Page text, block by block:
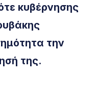
κυβέρνησης
την
της.